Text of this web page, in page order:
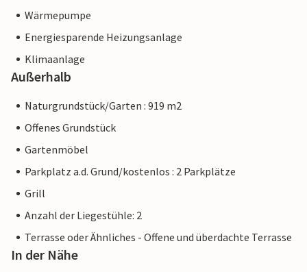
Wärmepumpe
Energiesparende Heizungsanlage
Klimaanlage
Außerhalb
Naturgrundstück/Garten : 919 m2
Offenes Grundstück
Gartenmöbel
Parkplatz a.d. Grund/kostenlos : 2 Parkplätze
Grill
Anzahl der Liegestühle: 2
Terrasse oder Ähnliches - Offene und überdachte Terrasse
In der Nähe